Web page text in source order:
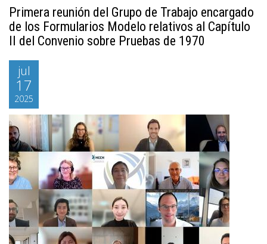
Primera reunión del Grupo de Trabajo encargado
de los Formularios Modelo relativos al Capítulo
II del Convenio sobre Pruebas de 1970
jul
17
2025